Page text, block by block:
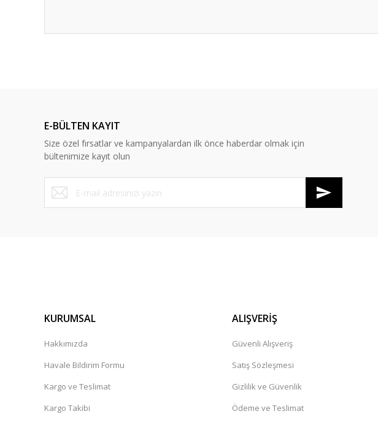
Ürün bilgilerinde hatalar bulunuyor.
Ürün fiyatı diğer sitelerden daha pahalı.
Bu ürüne benzer farklı alternatifler olmalı.
E-BÜLTEN KAYIT
Size özel fırsatlar ve kampanyalardan ilk önce haberdar olmak için
bültenimize kayıt olun
KURUMSAL
Hakkımızda
Havale Bildirim Formu
Kargo ve Teslimat
Kargo Takibi
ALIŞVERİŞ
Güvenli Alışveriş
Satış Sözleşmesi
Gizlilik ve Güvenlik
Ödeme ve Teslimat